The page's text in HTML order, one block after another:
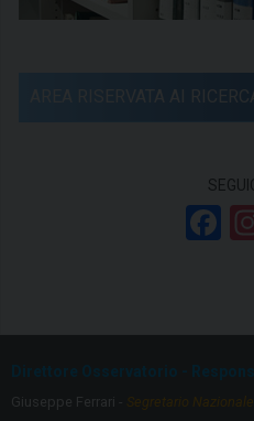
AREA RISERVATA AI
F
b
o
Giuseppe Ferrari - Segretario